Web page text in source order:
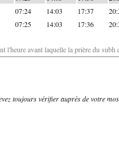
07:24 14:03 17:37
07:25 14:03 17:36
l'heure avant laquelle la prière du subh
toujours vérifier auprès de votre